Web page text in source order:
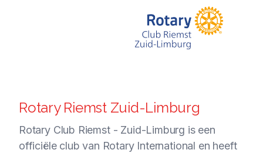
Rotary Riemst Zuid-Limburg
Rotary Club Riemst - Zuid-Limburg is een
officiële club van Rotary International en heeft